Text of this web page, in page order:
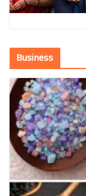
Business